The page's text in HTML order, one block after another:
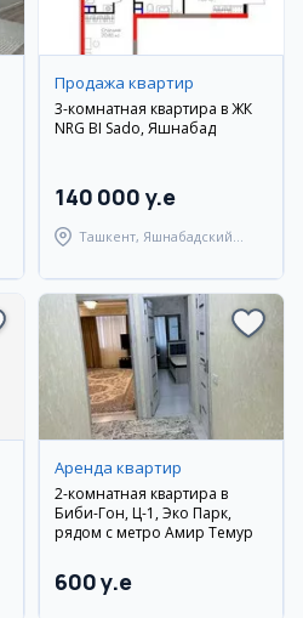
Продажа квартир
3-комнатная квартира в ЖК
NRG BI Sado, Яшнабад
140 000 y.e
Ташкент, Яшнабадский
Аренда квартир
2-комнатная квартира в
Биби-Гон, Ц-1, Эко Парк,
рядом с метро Амир Темур
600 y.e